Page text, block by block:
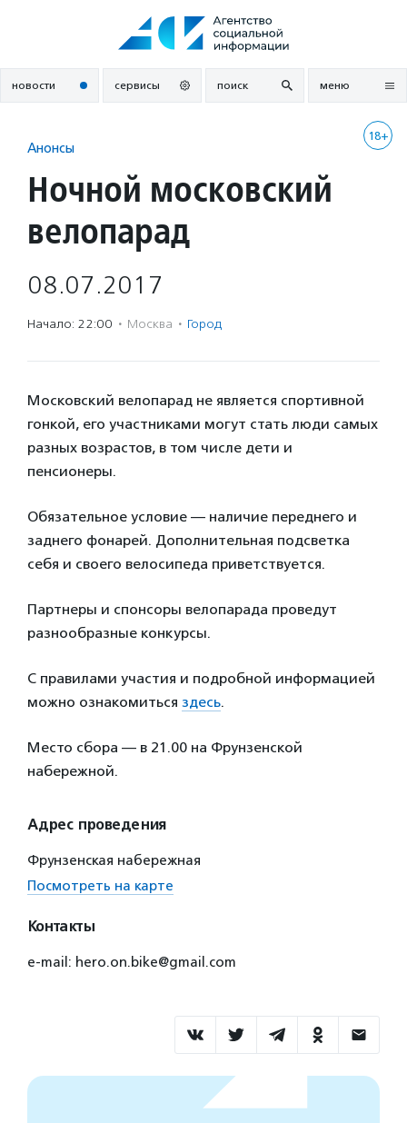
новости сервисы поиск меню
18+
Анонсы
Ночной московский
велопарад
08.07.2017
Начало: 22:00 · Москва · Город
Московский велопарад не является спортивной
гонкой, его участниками могут стать люди самых
разных возрастов, в том числе дети и
пенсионеры.
Обязательное условие — наличие переднего и
заднего фонарей. Дополнительная подсветка
себя и своего велосипеда приветствуется.
Партнеры и спонсоры велопарада проведут
разнообразные конкурсы.
С правилами участия и подробной информацией
можно ознакомиться здесь.
Место сбора — в 21.00 на Фрунзенской
набережной.
Адрес проведения
Фрунзенская набережная
Посмотреть на карте
Контакты
e-mail: hero.on.bike@gmail.com